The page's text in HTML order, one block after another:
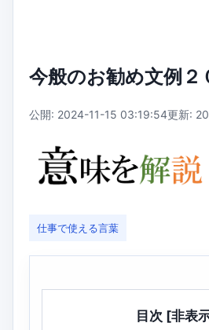
今般のお勧め文例２
公開: 2024-11-15 03:19:54更新:
仕事で使える言葉
目次 [非表